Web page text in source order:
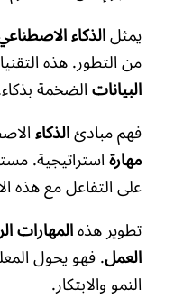
يمثلالذكاء
من التطور. هذه
البياناتالضخمة
فهم مبادئالذكاء
مهارةاستراتيجية.
على التفاعل مع هذه
تطوير هذهالمهارات
العمل. فهو يحول
النمو والابتكار.